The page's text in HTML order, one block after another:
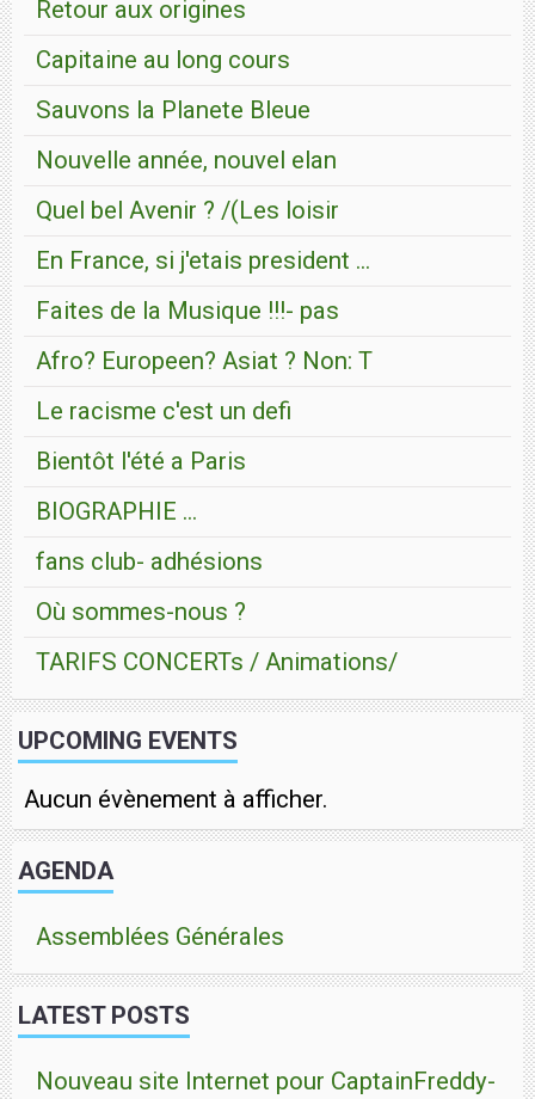
Retour aux origines
Capitaine au long cours
Sauvons la Planete Bleue
Nouvelle année, nouvel elan
Quel bel Avenir ? /(Les loisir
En France, si j'etais president ...
Faites de la Musique !!!- pas
Afro? Europeen? Asiat ? Non: T
Le racisme c'est un defi
Bientôt l'été a Paris
BIOGRAPHIE ...
fans club- adhésions
Où sommes-nous ?
TARIFS CONCERTs / Animations/
UPCOMING EVENTS
Aucun évènement à afficher.
AGENDA
Assemblées Générales
LATEST POSTS
Nouveau site Internet pour CaptainFreddy-